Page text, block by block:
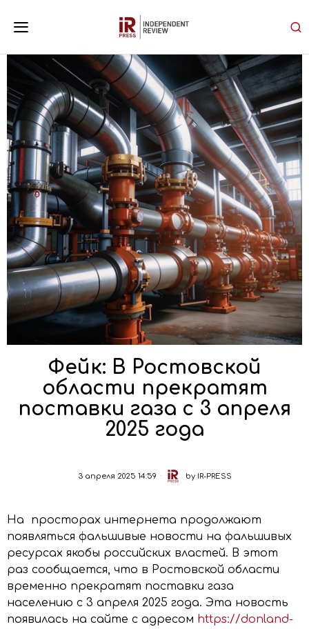
Фейк: В Ростовской
области прекратят
поставки газа с 3 апреля
2025 года
3 апреля 2025 14:59 by IR-PRESS
На просторах интернета продолжают
появляться фальшивые новости на фальшивых
ресурсах якобы российских властей. В этот
раз сообщается, что в Ростовской области
временно прекратят поставки газа
населению с 3 апреля 2025 года. Эта новость
появилась на сайте с адресом https://donland-